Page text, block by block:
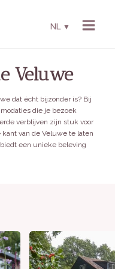
NL ▼
Veluwe
dat écht bijzonder is? Bij
die je bezoek
verblijven zijn stuk voor
van de Veluwe te laten
een unieke beleving